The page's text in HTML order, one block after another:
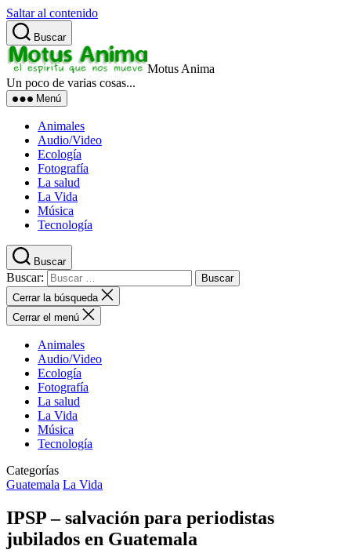
Saltar al contenido
Buscar
Motus Anima
Un poco de varias cosas...
Menú
Animales
Audio/Video
Ecología
Fotografía
La salud
La Vida
Música
Tecnología
Buscar
Buscar:
Cerrar la búsqueda
Cerrar el menú
Animales
Audio/Video
Ecología
Fotografía
La salud
La Vida
Música
Tecnología
Categorías
Guatemala La Vida
IPSP – salvación para periodistas
jubilados en Guatemala